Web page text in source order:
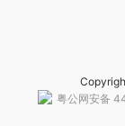
粤公网安备